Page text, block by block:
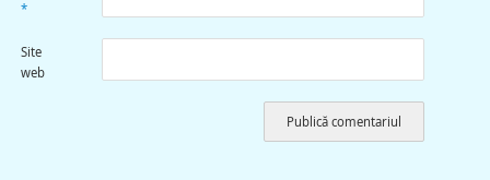
*
Site
web